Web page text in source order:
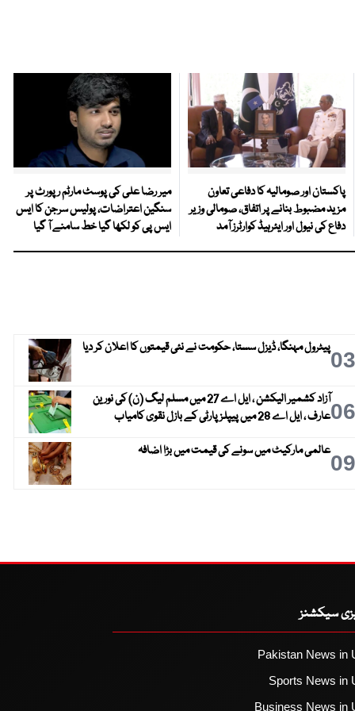
پاکستان اور صومالیہ کا دفاعی تعاون
مزید مضبوط بنانے پر اتفاق، صومالی وزیر
دفاع کی نیول اور ایئرہیڈ کوارٹرز آمد
میر رضا علی کی پوسٹ مارٹم رپورٹ پر
سنگین اعتراضات، پولیس سرجن کا ایس
ایس پی کو لکھا گیا خط سامنے آ گیا
03پیٹرول مہنگا، ڈیزل سستا، حکومت نے نئی قیمتوں کا اعلان کر دیا
06
آزاد کشمیر الیکشن ، ایل اے 27 میں مسلم لیگ (ن) کی نورین
عارف ، ایل اے 28 میں پیپلز پارٹی کے بازل نقوی کامیاب
09عالمی مارکیٹ میں سونے کی قیمت میں بڑا اضافہ
سیکشنز
Pakistan News in
Sports News in
Business News in